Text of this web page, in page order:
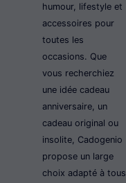
humour, lifestyle et
accessoires pour
toutes les
occasions. Que
vous recherchiez
une idée cadeau
anniversaire, un
cadeau original ou
insolite, Cadogenio
propose un large
choix adapté à tous